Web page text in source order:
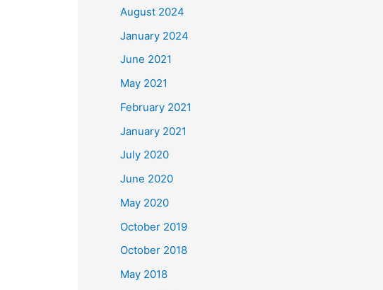
August 2024
January 2024
June 2021
May 2021
February 2021
January 2021
July 2020
June 2020
May 2020
October 2019
October 2018
May 2018